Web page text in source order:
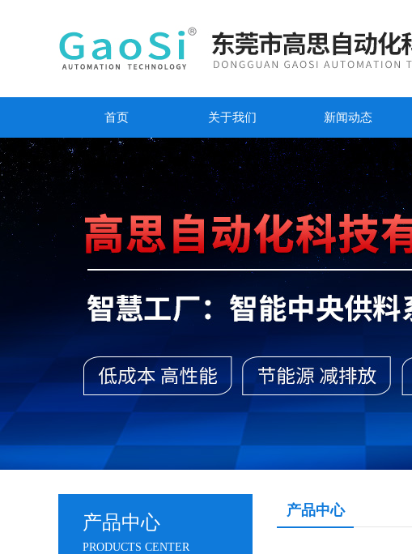
首页 关于我们 新闻动态
产品中心
PRODUCTS CENTER
产品中心